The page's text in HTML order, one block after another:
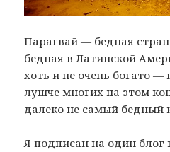
Парагвай — бедная
бедная в Латинской
хоть и не очень богато —
лушче многих на этом
далеко не самый бедный
Я подписан на один